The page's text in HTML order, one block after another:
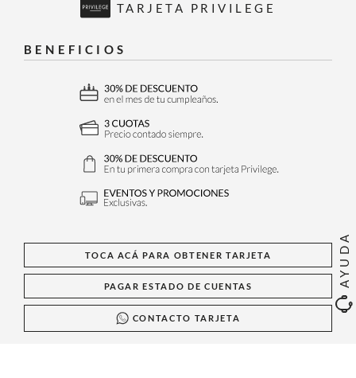
AYUDA
TARJETA PRIVILEGE
BENEFICIOS
TOCA ACÁ PARA OBTENER TARJETA
PAGAR ESTADO DE CUENTAS
CONTACTO TARJETA